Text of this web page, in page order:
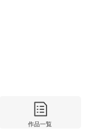
作品一覧